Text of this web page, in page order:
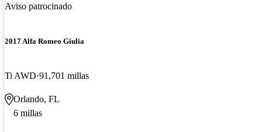
Aviso patrocinado
2017 Alfa Romeo Giulia
Ti AWD 91,701 millas
Orlando, FL
6 millas